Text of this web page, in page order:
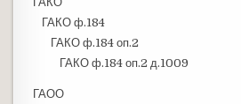
ГАКО ф.184
ГАКО ф.184 оп.2
ГАКО ф.184 оп.2 д.1009
ГАОО